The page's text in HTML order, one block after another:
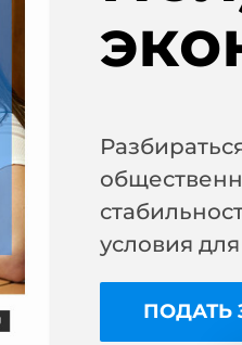
условия
ПОДАТЬ